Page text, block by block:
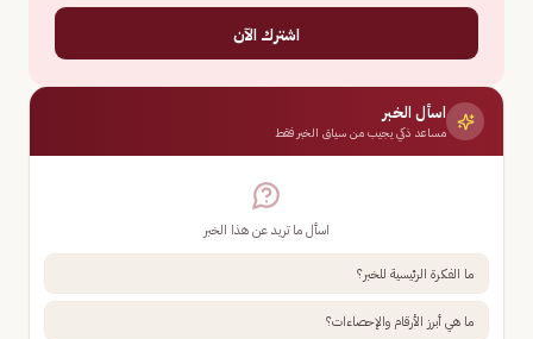
اشترك الآن
اسأل الخبر
مساعد ذكي يجيب من سياق الخبر فقط
اسأل ما تريد عن هذا الخبر
ما الفكرة الرئيسية للخبر؟
ما هي أبرز الأرقام والإحصاءات؟